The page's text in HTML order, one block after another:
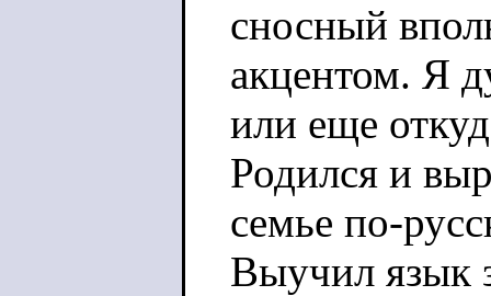
сносный
акцентом. Я
или еще
Родился и
семье по-
Выучил язык